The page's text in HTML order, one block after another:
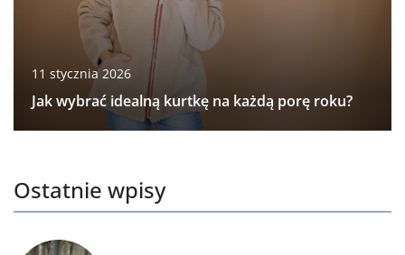
11 stycznia 2026
Jak wybrać idealną kurtkę na każdą porę roku?
Ostatnie wpisy